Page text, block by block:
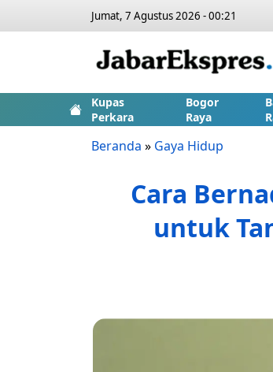
Jumat, 7 Agustus 2026 - 00:21
Kupas
Perkara
Bogor
Raya
Beranda » Gaya Hidup
Cara
untuk